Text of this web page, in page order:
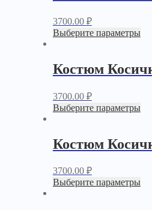
3700.00 ₽
Выберите параметры
Костюм
3700.00 ₽
Выберите параметры
Костюм
3700.00 ₽
Выберите параметры